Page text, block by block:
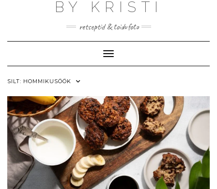
BY KRISTI
retseptid & toidufoto
Toggle Navigation
SILT: HOMMIKUSÖÖK